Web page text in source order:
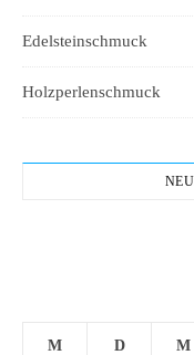
Edelsteinschmuck
Holzperlenschmuck
M D M